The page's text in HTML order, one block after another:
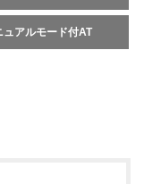
ュアルモード付AT